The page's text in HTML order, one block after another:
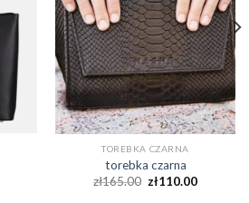
TOREBKA CZARNA
torebka czarna
zł165.00 zł110.00